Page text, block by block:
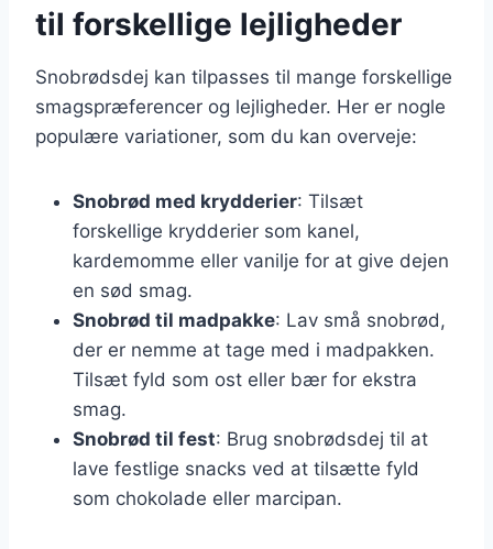
til forskellige lejligheder
Snobrødsdej kan tilpasses til mange forskellige
smagspræferencer og lejligheder. Her er nogle
populære variationer, som du kan overveje:
Snobrød med krydderier: Tilsæt
forskellige krydderier som kanel,
kardemomme eller vanilje for at give dejen
en sød smag.
Snobrød til madpakke: Lav små snobrød,
der er nemme at tage med i madpakken.
Tilsæt fyld som ost eller bær for ekstra
smag.
Snobrød til fest: Brug snobrødsdej til at
lave festlige snacks ved at tilsætte fyld
som chokolade eller marcipan.